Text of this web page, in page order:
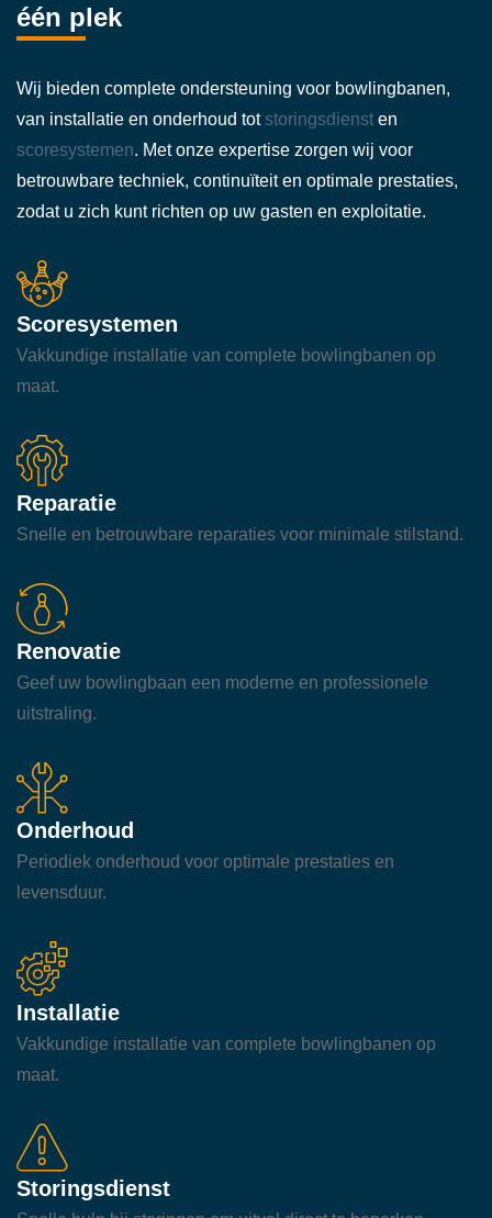
één plek
Wij bieden complete ondersteuning voor bowlingbanen,
van installatie en onderhoud tot storingsdienst en
scoresystemen. Met onze expertise zorgen wij voor
betrouwbare techniek, continuïteit en optimale prestaties,
zodat u zich kunt richten op uw gasten en exploitatie.
Scoresystemen
Vakkundige installatie van complete bowlingbanen op
maat.
Reparatie
Snelle en betrouwbare reparaties voor minimale stilstand.
Renovatie
Geef uw bowlingbaan een moderne en professionele
uitstraling.
Onderhoud
Periodiek onderhoud voor optimale prestaties en
levensduur.
Installatie
Vakkundige installatie van complete bowlingbanen op
maat.
Storingsdienst